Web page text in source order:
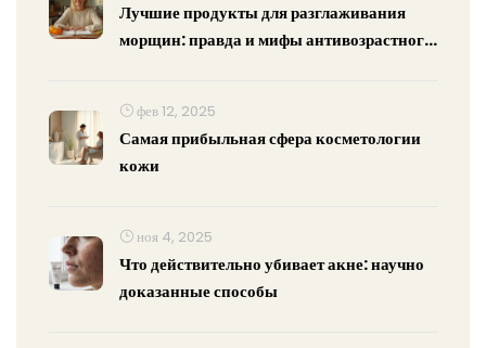
Лучшие продукты для разглаживания
морщин: правда и мифы антивозрастного
фев 12, 2025
Самая прибыльная сфера косметологии
кожи
ноя 4, 2025
Что действительно убивает акне: научно
доказанные способы